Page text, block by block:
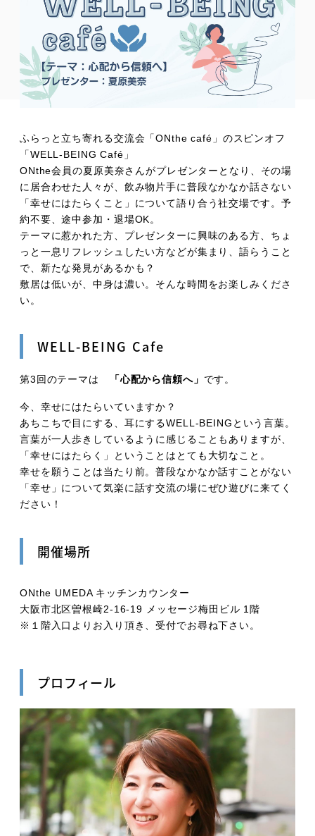
ふらっと立ち寄れる交流会「ONthe café」のスピンオフ
「WELL-BEING Café」
ONthe会員の夏原美奈さんがプレゼンターとなり、その場
に居合わせた人々が、飲み物片手に普段なかなか話さない
「幸せにはたらくこと」について語り合う社交場です。予
約不要、途中参加・退場OK。
テーマに惹かれた方、プレゼンターに興味のある方、ちょ
っと一息リフレッシュしたい方などが集まり、語らうこと
で、新たな発見があるかも？
敷居は低いが、中身は濃い。そんな時間をお楽しみくださ
い。
WELL-BEING Cafe
第3回のテーマは 「心配から信頼へ」 です。
今、幸せにはたらいていますか？
あちこちで目にする、耳にするWELL-BEINGという言葉。
言葉が一人歩きしているように感じることもありますが、
「幸せにはたらく」ということはとても大切なこと。
幸せを願うことは当たり前。普段なかなか話すことがない
「幸せ」について気楽に話す交流の場にぜひ遊びに来てく
ださい！
開催場所
ONthe UMEDA キッチンカウンター
大阪市北区曽根崎2-16-19 メッセージ梅田ビル 1階
※１階入口よりお入り頂き、受付でお尋ね下さい。
プロフィール